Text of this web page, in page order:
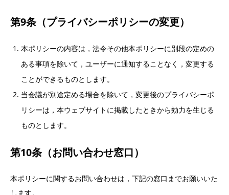
第9条（プライバシーポリシーの変更）
本ポリシーの内容は，法令その他本ポリシーに別段の定めの
ある事項を除いて，ユーザーに通知することなく，変更する
ことができるものとします。
当会議が別途定める場合を除いて，変更後のプライバシーポ
リシーは，本ウェブサイトに掲載したときから効力を生じる
ものとします。
第10条（お問い合わせ窓口）
本ポリシーに関するお問い合わせは，下記の窓口までお願いいた
します。